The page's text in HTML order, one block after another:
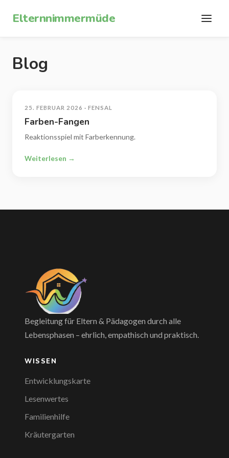
Elternnimmermüde
Blog
25. FEBRUAR 2026 · FENSAL
Farben-Fangen
Reaktionsspiel mit Farberkennung.
Weiterlesen →
Begleitung für Eltern & Pädagogen durch alle
Lebensphasen – ehrlich, empathisch und praktisch.
WISSEN
Entwicklungskarte
Lesenwertes
Familienhilfe
Kräutergarten